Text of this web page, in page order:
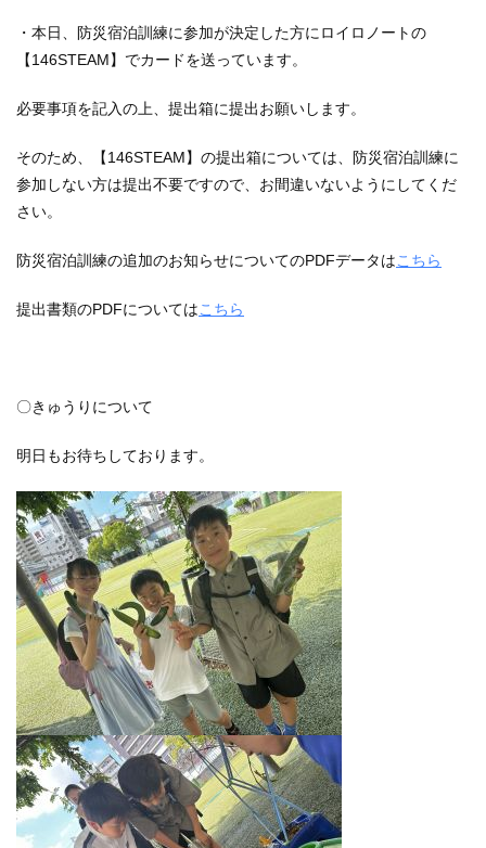
・本日、防災宿泊訓練に参加が決定した方にロイロノートの
【146STEAM】でカードを送っています。
必要事項を記入の上、提出箱に提出お願いします。
そのため、【146STEAM】の提出箱については、防災宿泊訓練に
参加しない方は提出不要ですので、お間違いないようにしてくだ
さい。
防災宿泊訓練の追加のお知らせについてのPDFデータはこちら
提出書類のPDFについてはこちら
〇きゅうりについて
明日もお待ちしております。